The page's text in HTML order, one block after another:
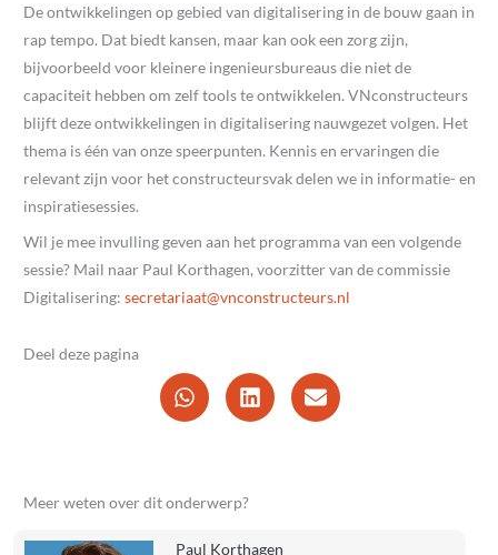
De ontwikkelingen op gebied van digitalisering in de bouw gaan in
rap tempo. Dat biedt kansen, maar kan ook een zorg zijn,
bijvoorbeeld voor kleinere ingenieursbureaus die niet de
capaciteit hebben om zelf tools te ontwikkelen. VNconstructeurs
blijft deze ontwikkelingen in digitalisering nauwgezet volgen. Het
thema is één van onze speerpunten. Kennis en ervaringen die
relevant zijn voor het constructeursvak delen we in informatie- en
inspiratiesessies.
Wil je mee invulling geven aan het programma van een volgende
sessie? Mail naar Paul Korthagen, voorzitter van de commissie
Digitalisering:
ln.sruetcurtsnocnv
@taairaterces
Deel deze pagina
Meer weten over dit onderwerp?
Paul Korthagen